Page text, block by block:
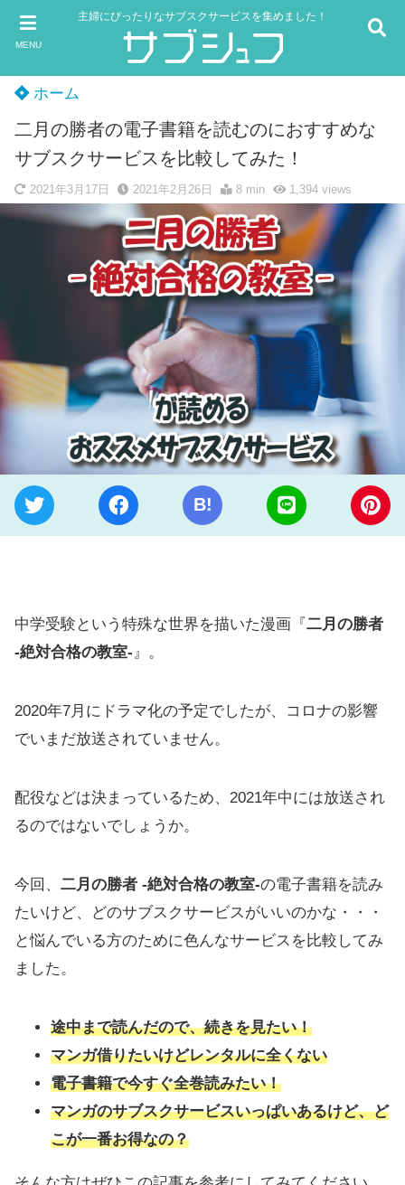
MENU
主婦にぴったりなサブスクサービスを集めました！
ホーム
二月の勝者の電子書籍を読むのにおすすめな
サブスクサービスを比較してみた！
2021年3月17日 2021年2月26日 8 min 1,394views
B!
中学受験という特殊な世界を描いた漫画『二月の勝者
-絶対合格の教室-』。
2020年7月にドラマ化の予定でしたが、コロナの影響
でいまだ放送されていません。
配役などは決まっているため、2021年中には放送され
るのではないでしょうか。
今回、 二月の勝者 -絶対合格の教室-の電子書籍を読み
たいけど、どのサブスクサービスがいいのかな・・・
と悩んでいる方のために色んなサービスを比較してみ
ました。
途中まで読んだので、続きを見たい！
マンガ借りたいけどレンタルに全くない
電子書籍で今すぐ全巻読みたい！
マンガのサブスクサービスいっぱいあるけど、ど
こが一番お得なの？